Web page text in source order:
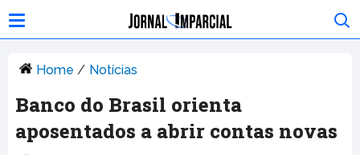
Home / Notícias
Banco do Brasil orienta
aposentados a abrir contas novas